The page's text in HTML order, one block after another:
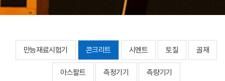
만능재료시험기 콘크리트 시멘트 토질 골재
아스팔트 측정기기 측량기기